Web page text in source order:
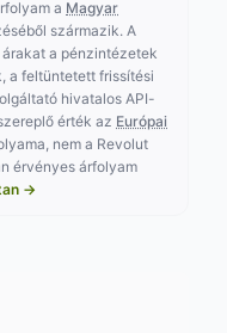
a Magyar
származik. A
a pénzintézetek
a feltüntetett frissítési
hivatalos API-
érték az Európai
nem a Revolut
érvényes árfolyam
→